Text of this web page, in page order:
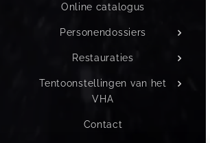
Online catalogus
Personendossiers
Restauraties
Tentoonstellingen van het
VHA
Contact